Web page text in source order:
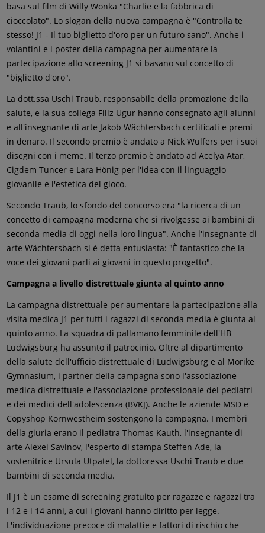
basa sul film di Willy Wonka "Charlie e la fabbrica di
cioccolato". Lo slogan della nuova campagna è "Controlla te
stesso! J1 - Il tuo biglietto d'oro per un futuro sano". Anche i
volantini e i poster della campagna per aumentare la
partecipazione allo screening J1 si basano sul concetto di
"biglietto d'oro".
La dott.ssa Uschi Traub, responsabile della promozione della
salute, e la sua collega Filiz Ugur hanno consegnato agli alunni
e all'insegnante di arte Jakob Wächtersbach certificati e premi
in denaro. Il secondo premio è andato a Nick Wülfers per i suoi
disegni con i meme. Il terzo premio è andato ad Acelya Atar,
Cigdem Tuncer e Lara Hönig per l'idea con il linguaggio
giovanile e l'estetica del gioco.
Secondo Traub, lo sfondo del concorso era "la ricerca di un
concetto di campagna moderna che si rivolgesse ai bambini di
seconda media di oggi nella loro lingua". Anche l'insegnante di
arte Wächtersbach si è detta entusiasta: "È fantastico che la
voce dei giovani parli ai giovani in questo progetto".
Campagna a livello distrettuale giunta al quinto anno
La campagna distrettuale per aumentare la partecipazione alla
visita medica J1 per tutti i ragazzi di seconda media è giunta al
quinto anno. La squadra di pallamano femminile dell'HB
Ludwigsburg ha assunto il patrocinio. Oltre al dipartimento
della salute dell'ufficio distrettuale di Ludwigsburg e al Mörike
Gymnasium, i partner della campagna sono l'associazione
medica distrettuale e l'associazione professionale dei pediatri
e dei medici dell'adolescenza (BVKJ). Anche le aziende MSD e
Copyshop Kornwestheim sostengono la campagna. I membri
della giuria erano il pediatra Thomas Kauth, l'insegnante di
arte Alexei Savinov, l'esperto di stampa Steffen Ade, la
sostenitrice Ursula Utpatel, la dottoressa Uschi Traub e due
bambini di seconda media.
Il J1 è un esame di screening gratuito per ragazze e ragazzi tra
i 12 e i 14 anni, a cui i giovani hanno diritto per legge.
L'individuazione precoce di malattie e fattori di rischio che